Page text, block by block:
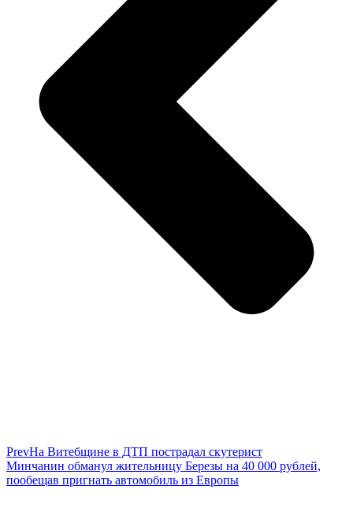
PrevНа Витебщине в ДТП пострадал скутерист
Минчанин обманул жительницу Березы на 40 000 рублей,
пообещав пригнать автомобиль из Европы